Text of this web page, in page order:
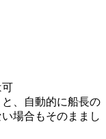
可
、自動的に船長の
場合もそのままし